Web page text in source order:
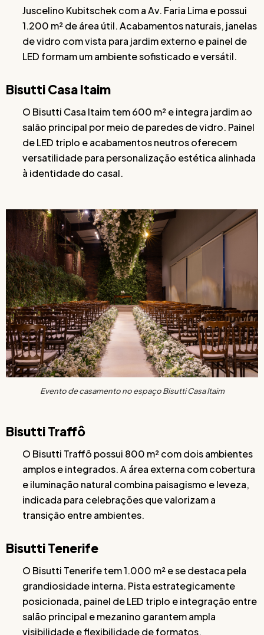
Juscelino Kubitschek com a Av. Faria Lima e possui
1.200 m² de área útil. Acabamentos naturais, janelas
de vidro com vista para jardim externo e painel de
LED formam um ambiente sofisticado e versátil.
Bisutti Casa Itaim
O Bisutti Casa Itaim tem 600 m² e integra jardim ao
salão principal por meio de paredes de vidro. Painel
de LED triplo e acabamentos neutros oferecem
versatilidade para personalização estética alinhada
à identidade do casal.
Evento de casamento no espaço Bisutti Casa Itaim
Bisutti Traffô
O Bisutti Traffô possui 800 m² com dois ambientes
amplos e integrados. A área externa com cobertura
e iluminação natural combina paisagismo e leveza,
indicada para celebrações que valorizam a
transição entre ambientes.
Bisutti Tenerife
O Bisutti Tenerife tem 1.000 m² e se destaca pela
grandiosidade interna. Pista estrategicamente
posicionada, painel de LED triplo e integração entre
salão principal e mezanino garantem ampla
visibilidade e flexibilidade de formatos.